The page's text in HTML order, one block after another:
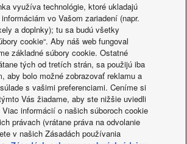
využíva technológie, ktoré ukladajú
vo Vašom zariadení (napr.
a doplnky); tu sa budú všetky
cookie“. Aby náš web fungoval
základné súbory cookie. Ostatné
tých od tretích strán, sa použijú iba
aby bolo možné zobrazovať reklamu a
s vašimi preferenciami. Ceníme si
Vás žiadame, aby ste nižšie uviedli
informácií o našich súboroch cookie
právach (vrátane práva na odvolanie
v našich Zásadách používania